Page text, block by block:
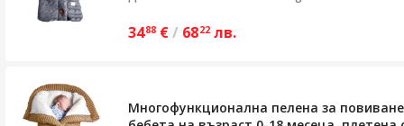
3488 €/ 6822 лв.
Многофункционална пелена за